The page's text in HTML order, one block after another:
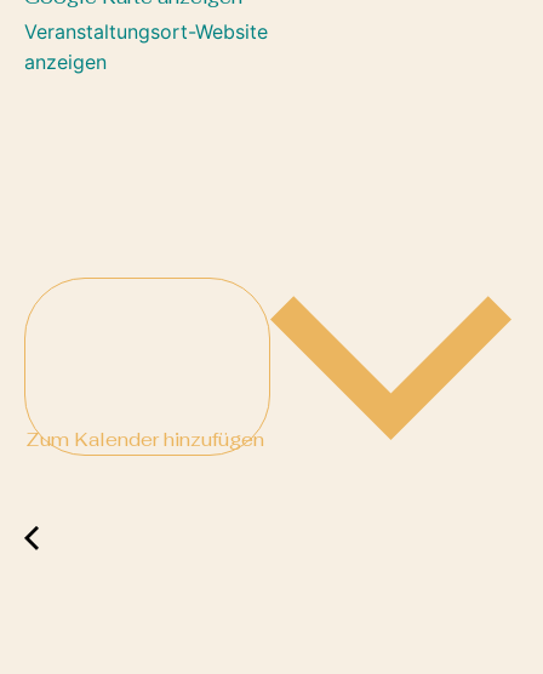
Veranstaltungsort-Website
anzeigen
Zum Kalender hinzufügen